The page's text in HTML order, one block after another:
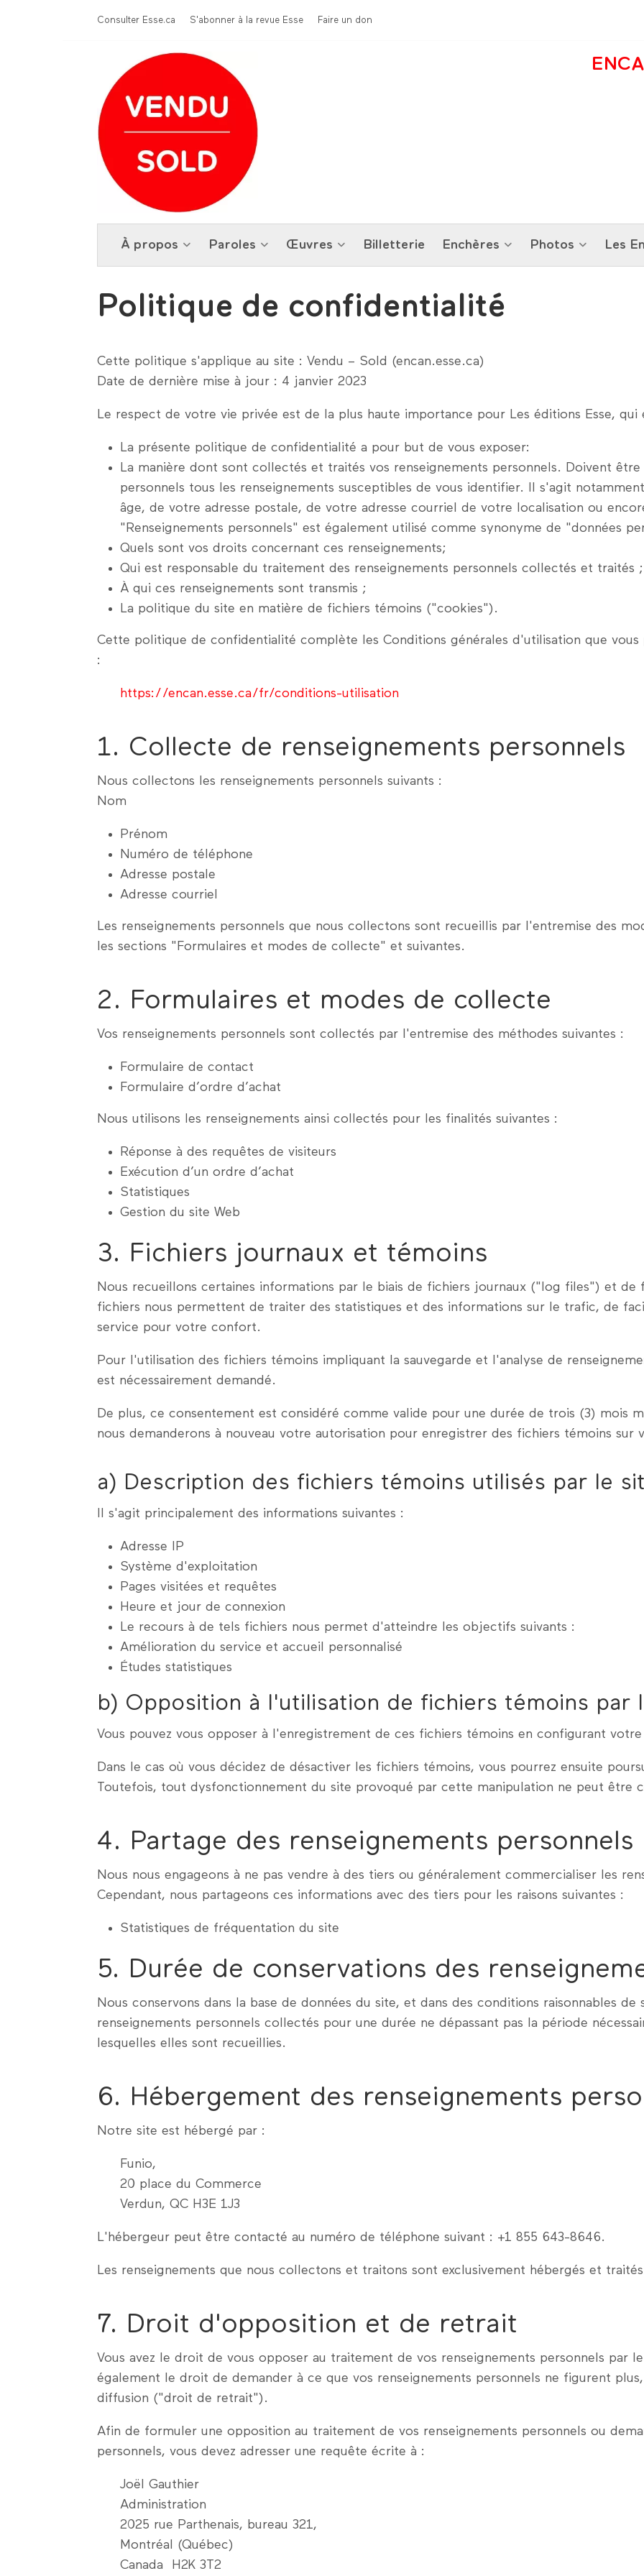
Menu Top
Consulter Esse.ca S'abonner à la revue Esse Faire un don
À propos Paroles Œuvres Billetterie Enchères Photos Les
Politique de confidentialité
Cette politique s'applique au site : Vendu – Sold (encan.esse.ca)
Date de dernière mise à jour : 4 janvier 2023
Le respect de votre vie privée est de la plus haute importance pour Les éditions Esse, qui
La présente politique de confidentialité a pour but de vous exposer:
La manière dont sont collectés et traités vos renseignements personnels. Doivent
personnels tous les renseignements susceptibles de vous identifier. Il s'agit
âge, de votre adresse postale, de votre adresse courriel de votre localisation ou
"Renseignements personnels" est également utilisé comme synonyme de "données
Quels sont vos droits concernant ces renseignements;
Qui est responsable du traitement des renseignements personnels collectés et traités ;
À qui ces renseignements sont transmis ;
La politique du site en matière de fichiers témoins ("cookies").
Cette politique de confidentialité complète les Conditions générales d'utilisation que vous
:
https://encan.esse.ca/fr/conditions-utilisation
1. Collecte de renseignements personnels
Nous collectons les renseignements personnels suivants :
Nom
Prénom
Numéro de téléphone
Adresse postale
Adresse courriel
Les renseignements personnels que nous collectons sont recueillis par l'entremise des
les sections "Formulaires et modes de collecte" et suivantes.
2. Formulaires et modes de collecte
Vos renseignements personnels sont collectés par l'entremise des méthodes suivantes :
Formulaire de contact
Formulaire d’ordre d’achat
Nous utilisons les renseignements ainsi collectés pour les finalités suivantes :
Réponse à des requêtes de visiteurs
Exécution d’un ordre d’achat
Statistiques
Gestion du site Web
3. Fichiers journaux et témoins
Nous recueillons certaines informations par le biais de fichiers journaux ("log files") et de
fichiers nous permettent de traiter des statistiques et des informations sur le trafic, de
service pour votre confort.
Pour l'utilisation des fichiers témoins impliquant la sauvegarde et l'analyse de
est nécessairement demandé.
De plus, ce consentement est considéré comme valide pour une durée de trois (3) mois
nous demanderons à nouveau votre autorisation pour enregistrer des fichiers témoins sur
a) Description des fichiers témoins utilisés par le
Il s'agit principalement des informations suivantes :
Adresse IP
Système d'exploitation
Pages visitées et requêtes
Heure et jour de connexion
Le recours à de tels fichiers nous permet d'atteindre les objectifs suivants :
Amélioration du service et accueil personnalisé
Études statistiques
b) Opposition à l'utilisation de fichiers témoins par
Vous pouvez vous opposer à l'enregistrement de ces fichiers témoins en configurant
Dans le cas où vous décidez de désactiver les fichiers témoins, vous pourrez ensuite
Toutefois, tout dysfonctionnement du site provoqué par cette manipulation ne peut être
4. Partage des renseignements personnels
Nous nous engageons à ne pas vendre à des tiers ou généralement commercialiser les
Cependant, nous partageons ces informations avec des tiers pour les raisons suivantes :
Statistiques de fréquentation du site
5. Durée de conservations des
Nous conservons dans la base de données du site, et dans des conditions raisonnables de
renseignements personnels collectés pour une durée ne dépassant pas la période
lesquelles elles sont recueillies.
6. Hébergement des renseignements
Notre site est hébergé par :
Funio,
20 place du Commerce
Verdun, QC H3E 1J3
L'hébergeur peut être contacté au numéro de téléphone suivant : +1 855 643-8646.
Les renseignements que nous collectons et traitons sont exclusivement hébergés et traités
7. Droit d'opposition et de retrait
Vous avez le droit de vous opposer au traitement de vos renseignements personnels par
également le droit de demander à ce que vos renseignements personnels ne figurent
diffusion ("droit de retrait").
Afin de formuler une opposition au traitement de vos renseignements personnels ou
personnels, vous devez adresser une requête écrite à :
Joël Gauthier
Administration
2025 rue Parthenais, bureau 321,
Montréal (Québec)
Canada H2K 3T2